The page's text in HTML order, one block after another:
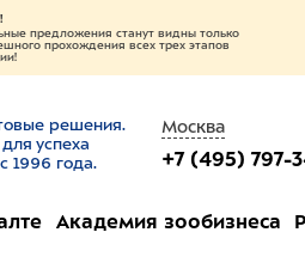
предложения станут видны только
прохождения всех трех этапов
решения.
успеха
1996 года.
Москва
+7 (495) 797-
Академия зообизнеса